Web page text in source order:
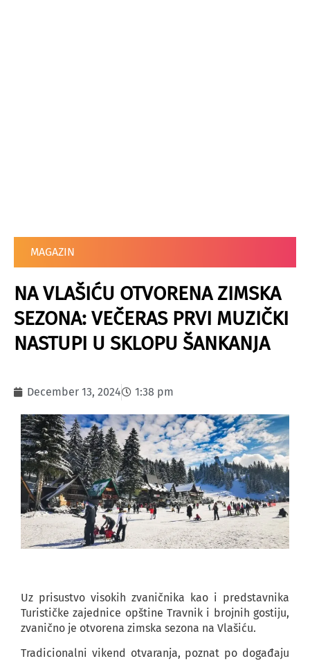
MAGAZIN
NA VLAŠIĆU OTVORENA ZIMSKA
SEZONA: VEČERAS PRVI MUZIČKI
NASTUPI U SKLOPU ŠANKANJA
December 13, 2024 1:38 pm
Uz prisustvo visokih zvaničnika kao i predstavnika
Turističke zajednice opštine Travnik i brojnih gostiju,
zvanično je otvorena zimska sezona na Vlašiću.
Tradicionalni vikend otvaranja, poznat po događaju